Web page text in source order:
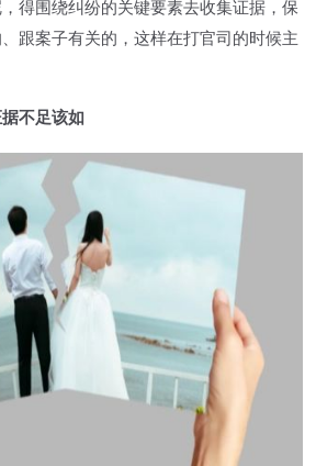
得围绕纠纷的关键要素去收集证据，保
跟案子有关的，这样在打官司的时候主
不足该如